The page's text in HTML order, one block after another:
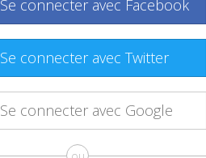
Se connecter avec Facebook
Se connecter avec Twitter
Se connecter avec Google